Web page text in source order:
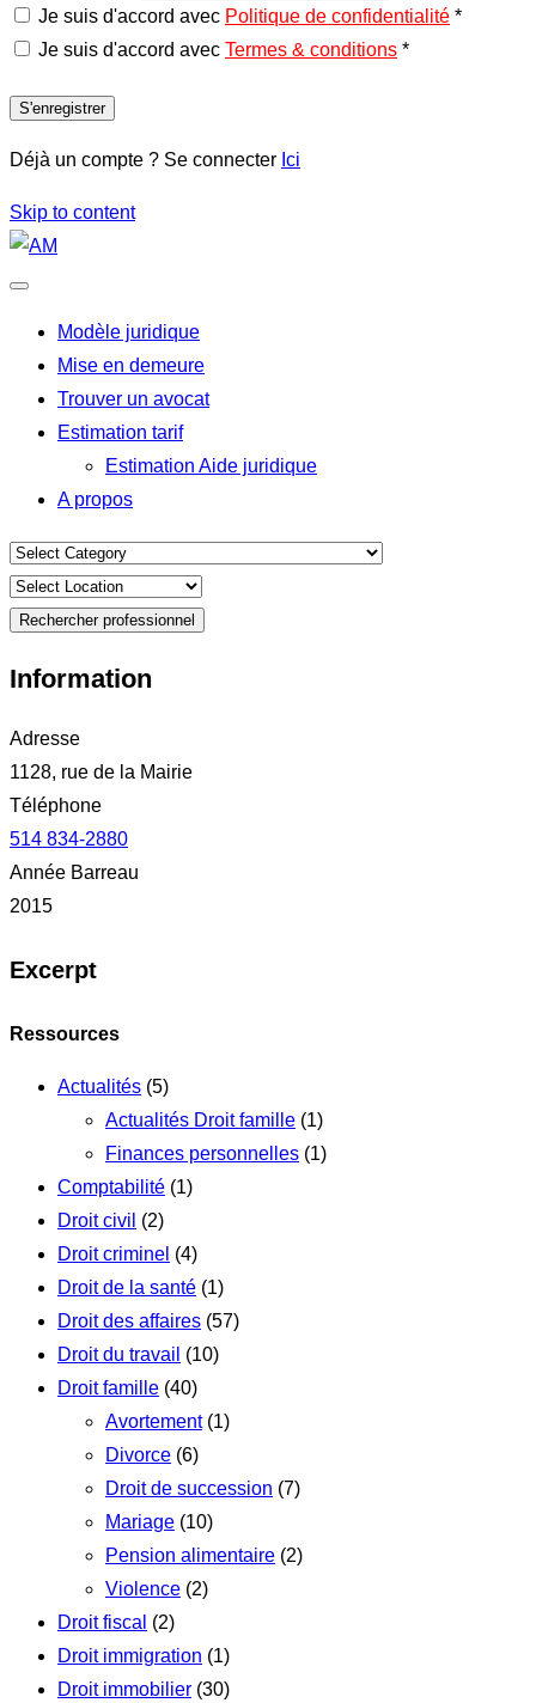
Je suis d'accord avec Politique de confidentialité *
Je suis d'accord avec Termes & conditions *
S'enregistrer
Déjà un compte ? Se connecter Ici
Skip to content
Modèle juridique
Mise en demeure
Trouver un avocat
Estimation tarif
Estimation Aide juridique
A propos
Rechercher professionnel
Information
Adresse
1128, rue de la Mairie
Téléphone
514 834-2880
Année Barreau
2015
Excerpt
Ressources
Actualités (5)
Actualités Droit famille (1)
Finances personnelles (1)
Comptabilité (1)
Droit civil (2)
Droit criminel (4)
Droit de la santé (1)
Droit des affaires (57)
Droit du travail (10)
Droit famille (40)
Avortement(1)
Divorce (6)
Droit de succession (7)
Mariage (10)
Pension alimentaire (2)
Violence (2)
Droit fiscal (2)
Droit immigration (1)
Droit immobilier (30)